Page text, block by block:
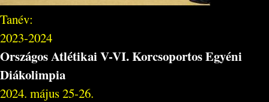
Tanév:
2023-2024
Országos Atlétikai V-VI. Korcsoportos Egyéni
Diákolimpia
2024. május 25-26.